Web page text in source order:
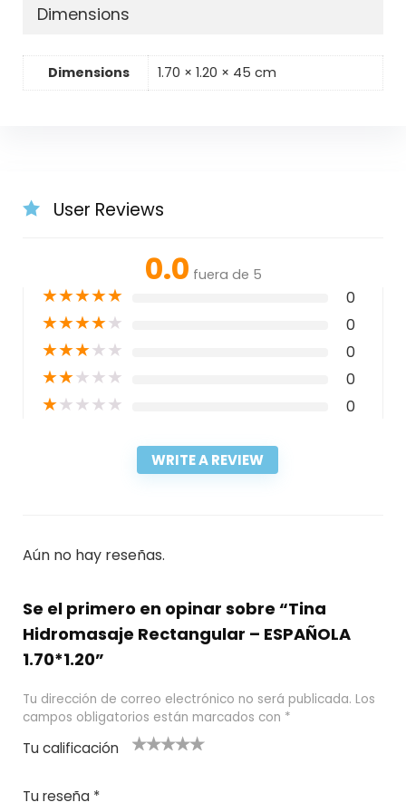
Dimensions
Dimensions 1.70 × 1.20 × 45 cm
User Reviews
0.0 fuera de 5
★★★★★ 0
★★★★★ 0
★★★★★ 0
★★★★★ 0
★★★★★ 0
WRITE A REVIEW
Aún no hay reseñas.
Se el primero en opinar sobre “Tina
Hidromasaje Rectangular – ESPAÑOLA
1.70*1.20”
Tu dirección de correo electrónico no será publicada. Los
campos obligatorios están marcados con *
Tu calificación
Tu reseña *